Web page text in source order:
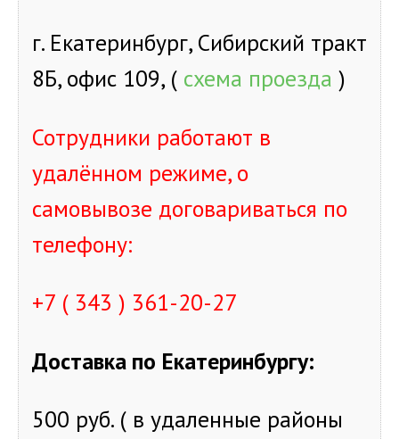
г. Екатеринбург, Сибирский тракт
8Б, офис 109, ( схема проезда )
Сотрудники работают в
удалённом режиме, о
самовывозе договариваться по
телефону:
+7 ( 343 ) 361-20-27
Доставка по Екатеринбургу:
500 руб. ( в удаленные районы